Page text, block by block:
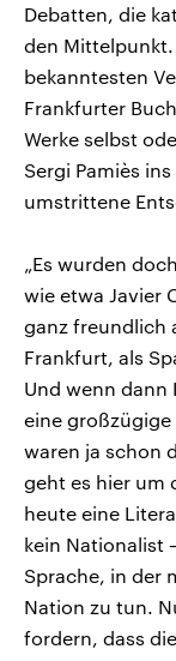
Debatten, die
den
bekanntesten
Frankfurter
Werke selbst
Sergi Pamiès
umstrittene
„Es wurden
wie etwa Javier
ganz freundlich
Frankfurt, als
Und wenn dann
eine großzügige
waren ja schon
geht es hier um
heute eine
kein Nationalist
Sprache, in der
Nation zu tun.
fordern, dass